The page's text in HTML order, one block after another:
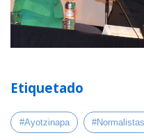
Etiquetado
#Ayotzinapa #Normalistas